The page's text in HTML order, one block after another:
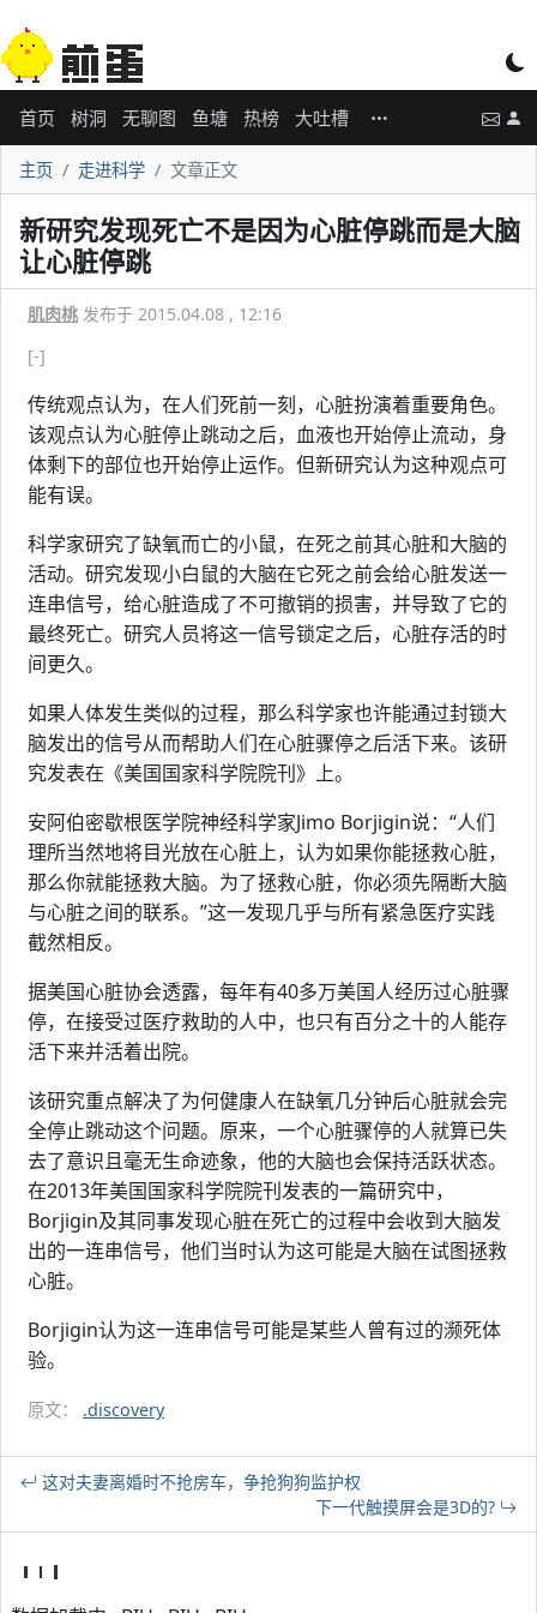
首页 树洞 无聊图 鱼塘 热榜 大吐槽
主页 走进科学 文章正文
新研究发现死亡不是因为心脏停跳而是大脑
让心脏停跳
肌肉桃 发布于 2015.04.08 , 12:16
[-]
传统观点认为，在人们死前一刻，心脏扮演着重要角色。
该观点认为心脏停止跳动之后，血液也开始停止流动，身
体剩下的部位也开始停止运作。但新研究认为这种观点可
能有误。
科学家研究了缺氧而亡的小鼠，在死之前其心脏和大脑的
活动。研究发现小白鼠的大脑在它死之前会给心脏发送一
连串信号，给心脏造成了不可撤销的损害，并导致了它的
最终死亡。研究人员将这一信号锁定之后，心脏存活的时
间更久。
如果人体发生类似的过程，那么科学家也许能通过封锁大
脑发出的信号从而帮助人们在心脏骤停之后活下来。该研
究发表在《美国国家科学院院刊》上。
安阿伯密歇根医学院神经科学家Jimo Borjigin说：“人们
理所当然地将目光放在心脏上，认为如果你能拯救心脏，
那么你就能拯救大脑。为了拯救心脏，你必须先隔断大脑
与心脏之间的联系。”这一发现几乎与所有紧急医疗实践
截然相反。
据美国心脏协会透露，每年有40多万美国人经历过心脏骤
停，在接受过医疗救助的人中，也只有百分之十的人能存
活下来并活着出院。
该研究重点解决了为何健康人在缺氧几分钟后心脏就会完
全停止跳动这个问题。原来，一个心脏骤停的人就算已失
去了意识且毫无生命迹象，他的大脑也会保持活跃状态。
在2013年美国国家科学院院刊发表的一篇研究中，
Borjigin及其同事发现心脏在死亡的过程中会收到大脑发
出的一连串信号，他们当时认为这可能是大脑在试图拯救
心脏。
Borjigin认为这一连串信号可能是某些人曾有过的濒死体
验。
原文： .discovery
这对夫妻离婚时不抢房车，争抢狗狗监护权
下一代触摸屏会是3D的?